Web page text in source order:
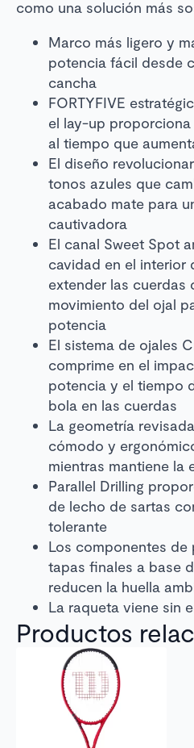
como una solución más
Marco más ligero y
potencia fácil desde
cancha
FORTYFIVE
el lay-up
al tiempo que
El diseño
tonos azules que
acabado mate para
cautivadora
El canal Sweet Spot
cavidad en el interior
extender las cuerdas
movimiento del ojal
potencia
El sistema de ojales
comprime en el
potencia y el tiempo
bola en las cuerdas
La geometría
cómodo y
mientras mantiene la
Parallel Drilling
de lecho de sartas
tolerante
Los componentes de
tapas finales a base
reducen la huella
La raqueta viene sin
Productos